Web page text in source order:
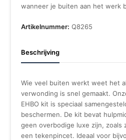
wanneer je buiten aan het werk
Artikelnummer: Q8265
Beschrijving
Wie veel buiten werkt weet het
verwonding is snel gemaakt.
EHBO kit is speciaal
beschermen. De kit bevat
geen overbodige luxe zijn, zoals
een tekenpincet. Ideaal voor